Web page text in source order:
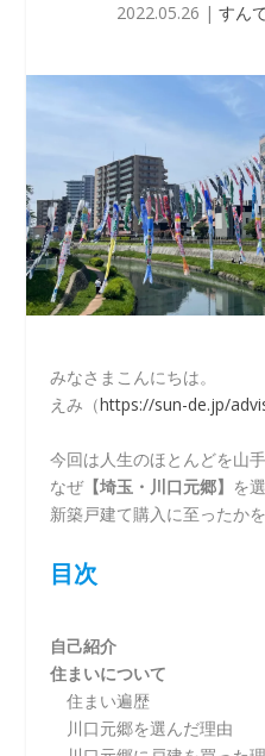
2022.05.26 | すん
みなさまこんにちは。
えみ（https://sun-de.jp/
今回は人生のほとんどを山
なぜ【埼玉・川口元郷】 を
新築戸建て購入に至ったか
目次
自己紹介
住まいについて
住まい遍歴
川口元郷を選んだ理由